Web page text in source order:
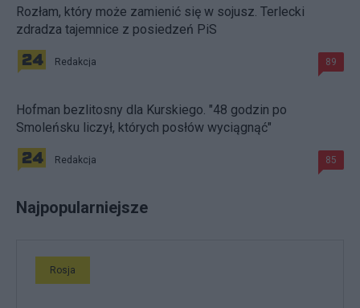
Rozłam, który może zamienić się w sojusz. Terlecki
zdradza tajemnice z posiedzeń PiS
Redakcja 89
Hofman bezlitosny dla Kurskiego. "48 godzin po
Smoleńsku liczył, których posłów wyciągnąć"
Redakcja 85
Najpopularniejsze
Rosja